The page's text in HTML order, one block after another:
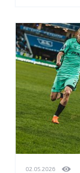
02.05.2026